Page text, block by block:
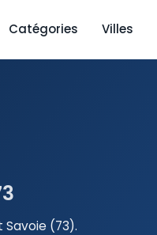
Catégories Villes
(73).